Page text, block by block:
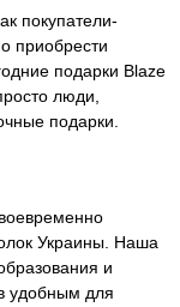
покупатели-
приобрести
подарки Blaze
люди,
подарки.
Украины. Наша
и
удобным для